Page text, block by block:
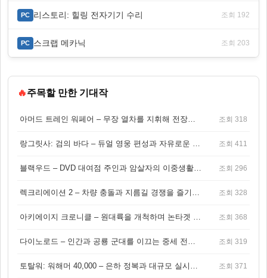
PC 리스토리: 힐링 전자기기 수리 조회 192
PC 스크랩 메카닉 조회 203
🔥주목할 만한 기대작
아머드 트레인 워페어 – 무장 열차를 지휘해 전장을 돌파하는 생존 전투 게임 조회 318
랑그릿사: 검의 바다 – 듀얼 영웅 편성과 자유로운 탐험을 결합한 판타지 전략 RPG 조회 411
블랙우드 – DVD 대여점 주인과 암살자의 이중생활을 그린 3인칭 액션 스릴러 게임 조회 296
렉크리에이션 2 – 차량 충돌과 지름길 경쟁을 즐기는 오픈월드 아케이드 레이싱 게임 조회 328
아키에이지 크로니클 – 원대륙을 개척하며 논타겟 전투를 즐기는 오픈월드 MMORPG 조회 368
다이노로드 – 인간과 공룡 군대를 이끄는 중세 전략 액션 RPG 조회 319
토탈워: 워해머 40,000 – 은하 정복과 대규모 실시간 전투가 결합된 전략 게임! 조회 371